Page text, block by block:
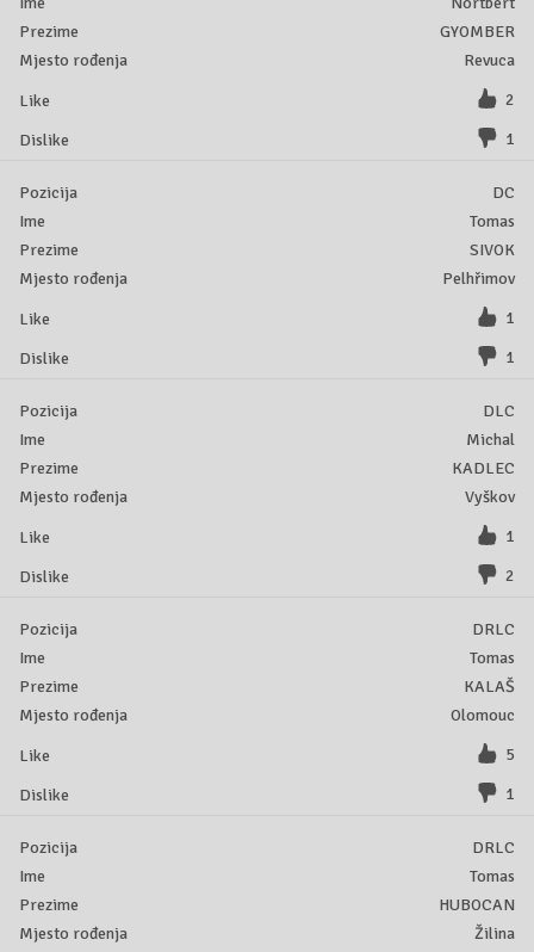
GYOMBER
Revuca
2
1
DC
Tomas
SIVOK
Pelhřimov
1
1
DLC
Michal
KADLEC
Vyškov
1
2
DRLC
Tomas
KALAŠ
Olomouc
5
1
DRLC
Tomas
HUBOCAN
Žilina